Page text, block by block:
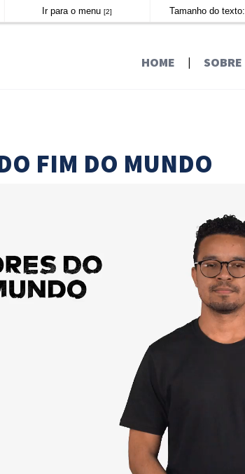
Ir para o menu[2] Tamanho do texto:
HOME | SOBRE
FIM DO MUNDO